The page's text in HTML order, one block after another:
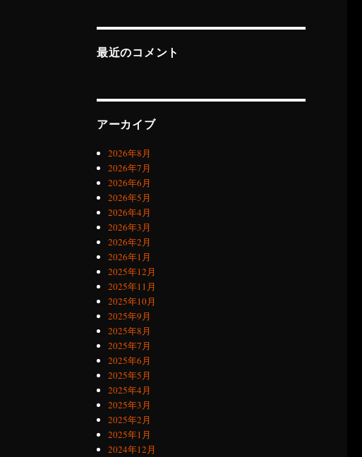
最近のコメント
アーカイブ
2026年8月
2026年7月
2026年6月
2026年5月
2026年4月
2026年3月
2026年2月
2026年1月
2025年12月
2025年11月
2025年10月
2025年9月
2025年8月
2025年7月
2025年6月
2025年5月
2025年4月
2025年3月
2025年2月
2025年1月
2024年12月